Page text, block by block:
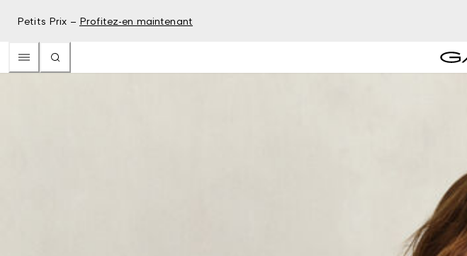
Petits Prix – Profitez-en maintenant